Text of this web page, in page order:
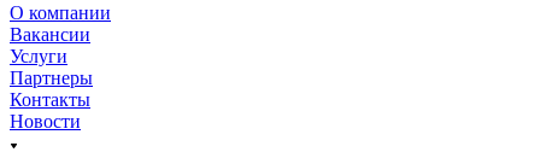
О компании
Вакансии
Услуги
Партнеры
Контакты
Новости